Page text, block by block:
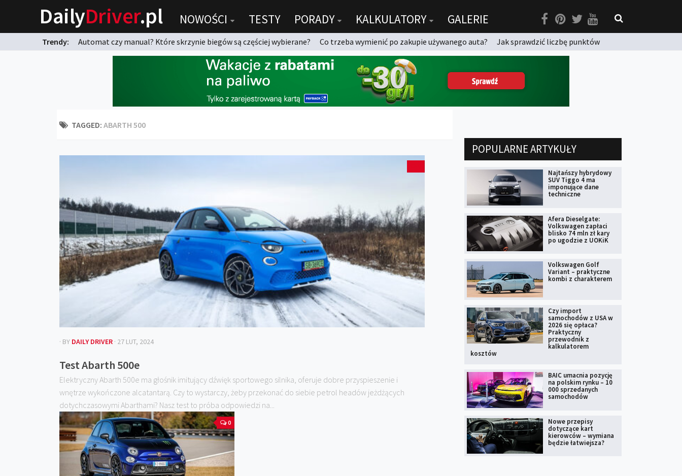
DailyDriver.pl NOWOŚCI TESTY PORADY KALKULATORY GALERIE
Trendy: Automat czy manual? Które skrzynie biegów są częściej wybierane? Co trzeba wymienić po zakupie używanego auta?
Jak sprawdzić liczbę punktów
TAGGED: ABARTH 500
· BY DAILY DRIVER · 27 LUT, 2024
Test Abarth 500e
Elektryczny Abarth 500e ma głośnik imitujący dźwięk sportowego silnika, oferuje dobre przyspieszenie i
wnętrze wykończone alcatantarą. Czy to wystarczy, żeby przekonać do siebie petrol headów jeżdżących
dotychczasowymi Abarthami? Nasz test to próba odpowiedzi na...
0
POPULARNE ARTYKUŁY
Najtańszy hybrydowy
SUV Tiggo 4 ma
imponujące dane
techniczne
Afera Dieselgate:
Volkswagen zapłaci
blisko 74 mln zł kary
po ugodzie z UOKiK
Volkswagen Golf
Variant – praktyczne
kombi z charakterem
Czy import
samochodów z USA w
2026 się opłaca?
Praktyczny
przewodnik z
kalkulatorem
kosztów
BAIC umacnia pozycję
na polskim rynku – 10
000 sprzedanych
samochodów
Nowe przepisy
dotyczące kart
kierowców – wymiana
będzie łatwiejsza?